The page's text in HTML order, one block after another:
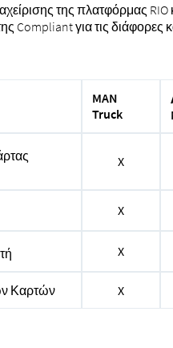
της πλατφόρμας
Compliant για τις διάφορες
MAN
Truck
X
X
X
Καρτών X